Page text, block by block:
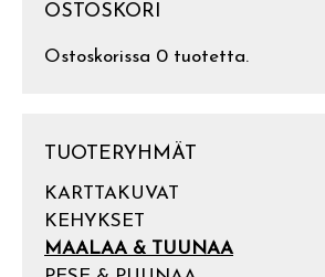
OSTOSKORI
Ostoskorissa 0 tuotetta.
TUOTERYHMÄT
KARTTAKUVAT
KEHYKSET
MAALAA & TUUNAA